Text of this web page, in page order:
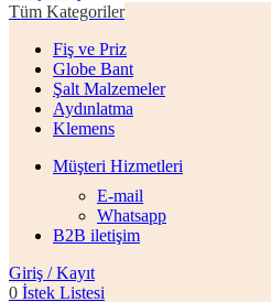
Tüm Kategoriler
Fiş ve Priz
Globe Bant
Şalt Malzemeler
Aydınlatma
Klemens
Müşteri Hizmetleri
E-mail
Whatsapp
B2B iletişim
Giriş / Kayıt
0 İstek Listesi